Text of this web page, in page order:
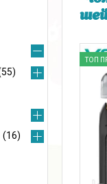
ТОП
55
16